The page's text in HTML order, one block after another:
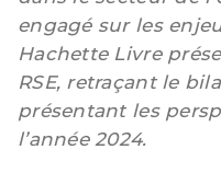
engagé sur les
Hachette Livre
RSE, retraçant le
présentant les
l’année 2024.